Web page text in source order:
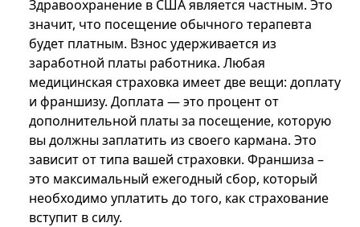
Здравоохранение в США является частным. Это
значит, что посещение обычного терапевта
будет платным. Взнос удерживается из
заработной платы работника. Любая
медицинская страховка имеет две вещи: доплату
и франшизу. Доплата — это процент от
дополнительной платы за посещение, которую
вы должны заплатить из своего кармана. Это
зависит от типа вашей страховки. Франшиза –
это максимальный ежегодный сбор, который
необходимо уплатить до того, как страхование
вступит в силу.